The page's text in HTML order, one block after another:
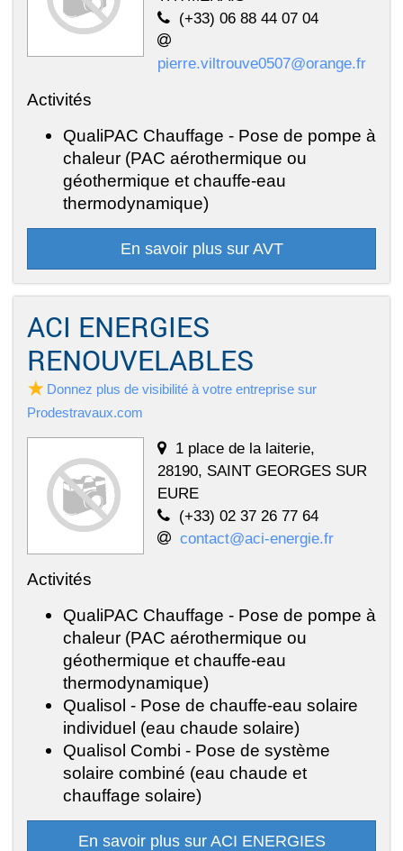
(+33) 06 88 44 07 04
pierre.viltrouve0507@orange.fr
Activités
QualiPAC Chauffage - Pose de pompe à
chaleur (PAC aérothermique ou
géothermique et chauffe-eau
thermodynamique)
En savoir plus sur AVT
ACI ENERGIES
RENOUVELABLES
Donnez plus de visibilité à votre entreprise sur
Prodestravaux.com
1 place de la laiterie,
28190, SAINT GEORGES SUR
EURE
(+33) 02 37 26 77 64
contact@aci-energie.fr
Activités
QualiPAC Chauffage - Pose de pompe à
chaleur (PAC aérothermique ou
géothermique et chauffe-eau
thermodynamique)
Qualisol - Pose de chauffe-eau solaire
individuel (eau chaude solaire)
Qualisol Combi - Pose de système
solaire combiné (eau chaude et
chauffage solaire)
En savoir plus sur ACI ENERGIES